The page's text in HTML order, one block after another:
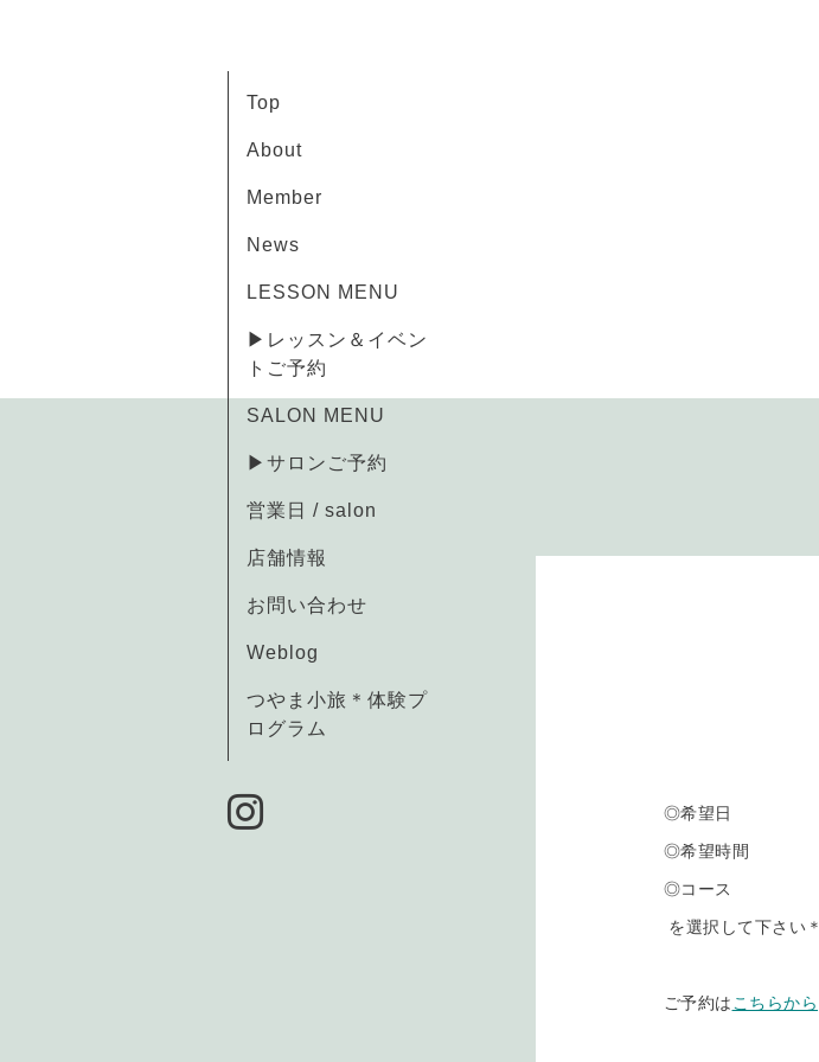
Top
About
Member
News
LESSON MENU
▶レッスン＆イベン
トご予約
SALON MENU
▶サロンご予約
営業日 / salon
店舗情報
お問い合わせ
Weblog
つやま小旅＊体験プ
ログラム
◎希望日
◎希望時間
◎コース
を選択して下さい＊
ご予約は こちらから